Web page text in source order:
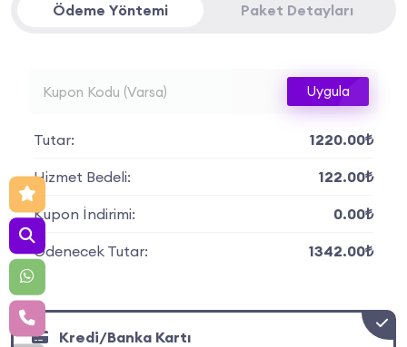
Ödeme Yöntemi Paket Detayları
Uygula
Tutar: 1220.00₺
Hizmet Bedeli: 122.00₺
Kupon İndirimi: 0.00₺
Ödenecek Tutar: 1342.00₺
Kredi/Banka Kartı